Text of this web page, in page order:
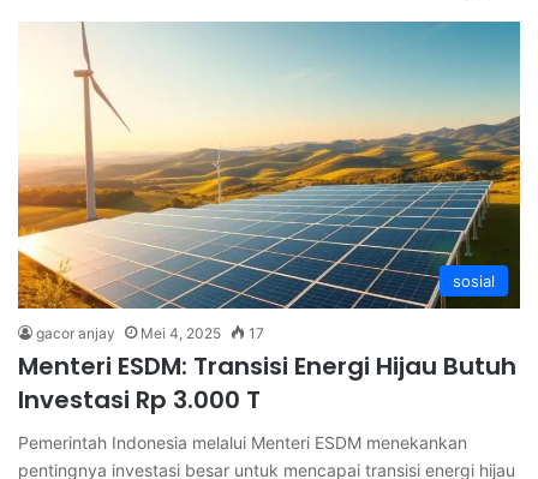
sosial
gacor anjay Mei 4, 2025 17
Menteri ESDM: Transisi Energi Hijau Butuh
Investasi Rp 3.000 T
Pemerintah Indonesia melalui Menteri ESDM menekankan
pentingnya investasi besar untuk mencapai transisi energi hijau